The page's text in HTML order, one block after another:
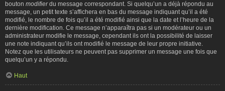
bouton modifierdu message correspondant. Si quelqu’un a déjà répondu au
message, un petit texte s’affichera en bas du message indiquant qu’il a été
modifié, le nombre de fois qu’il a été modifié ainsi que la date et l’heure de la
dernière modification. Ce message n’apparaîtra pas si un modérateur ou un
administrateur modifie le message, cependant ils ont la possibilité de laisser
une note indiquant qu’ils ont modifié le message de leur propre initiative.
Notez que les utilisateurs ne peuvent pas supprimer un message une fois que
quelqu’un y a répondu.
Haut